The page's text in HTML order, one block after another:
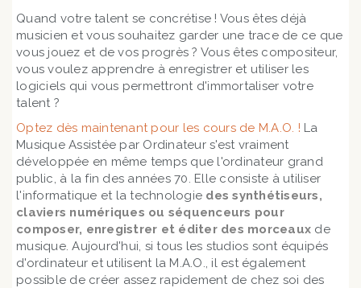
Quand votre talent se concrétise ! Vous êtes déjà
musicien et vous souhaitez garder une trace de ce que
vous jouez et de vos progrès ? Vous êtes compositeur,
vous voulez apprendre à enregistrer et utiliser les
logiciels qui vous permettront d'immortaliser votre
talent ?
Optez dès maintenant pour les cours de M.A.O. ! La
Musique Assistée par Ordinateur s'est vraiment
développée en même temps que l'ordinateur grand
public, à la fin des années 70. Elle consiste à utiliser
l'informatique et la technologie des synthétiseurs,
claviers numériques ou séquenceurs pour
composer, enregistrer et éditer des morceaux de
musique. Aujourd'hui, si tous les studios sont équipés
d'ordinateur et utilisent la M.A.O., il est également
possible de créer assez rapidement de chez soi des